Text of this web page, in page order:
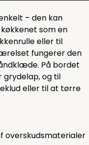
– den kan
som en
eller til
fungerer den
På bordet
grydelap, og til
eller til at tørre
overskudsmaterialer